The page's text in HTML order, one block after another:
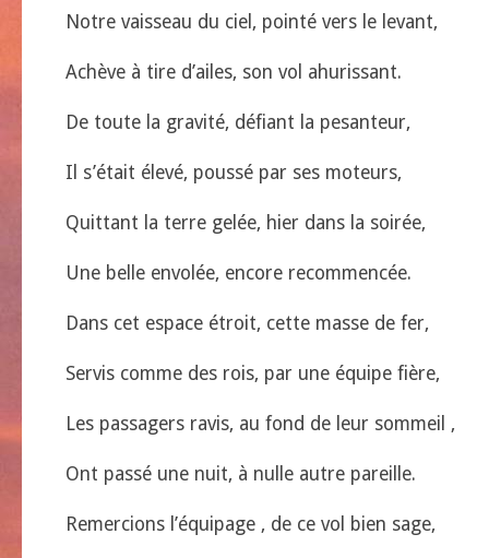
Notre vaisseau du ciel, pointé vers le levant,
Achève à tire d’ailes, son vol ahurissant.
De toute la gravité, défiant la pesanteur,
Il s’était élevé, poussé par ses moteurs,
Quittant la terre gelée, hier dans la soirée,
Une belle envolée, encore recommencée.
Dans cet espace étroit, cette masse de fer,
Servis comme des rois, par une équipe fière,
Les passagers ravis, au fond de leur sommeil ,
Ont passé une nuit, à nulle autre pareille.
Remercions l’équipage , de ce vol bien sage,